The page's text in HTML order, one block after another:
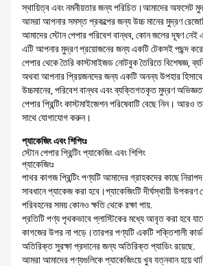
স্থায়িত্ব এবং নমনীয়তার জন্য পরিচিত।আমাদের অফসেট
আমরা আপনার সমস্ত প্রকল্পের জন্য উচ্চ মানের মুদ্রণ
আমাদের স্টোন পেপার পরিবেশ বান্ধব, কোন জলের দূষণ নেই
এটি আপনার মুদ্রণ প্রয়োজনের জন্য একটি টেকসই পছন্দ
পেপার থেকে তৈরি কাস্টমাইজড নোটবুক তৈরিতে বিশেষজ্ঞ,
অথবা আপনার প্রিয়জনদের জন্য একটি অনন্য উপহার
উচ্চমানের, পরিবেশ বান্ধব এবং ব্যক্তিগতকৃত মুদ্রণ
পেপার প্রিন্টিং কাস্টমাইজেশন পরিষেবাটি বেছে নিন।
সাথে যোগাযোগ করুন।
প্যাকেজিং এবং শিপিংঃ
স্টোন পেপার প্রিন্টিং প্যাকেজিং এবং শিপিং
প্যাকেজিংঃ
পাথর কাগজ প্রিন্টিং পণ্যটি আমাদের গ্রাহকদের কাছে
সাবধানে প্যাকেজ করা হবে।প্যাকেজিংটি দীর্ঘস্থায়ী উপকরণ
পরিবহনের সময় কোনও ক্ষতি থেকে রক্ষা পায়.
প্রতিটি পণ্য পৃথকভাবে প্লাস্টিকের মধ্যে আবৃত করা হবে
কাগজের উপর না পড়ে।তারপর পণ্যটি একটি শক্তিশালী
অতিরিক্ত সুরক্ষা প্রদানের জন্য অতিরিক্ত প্যাডিং রয়েছে.
আমরা আমাদের পণ্যগুলিকে প্যাকেজিংয়ে খুব যত্নবান হয়ে